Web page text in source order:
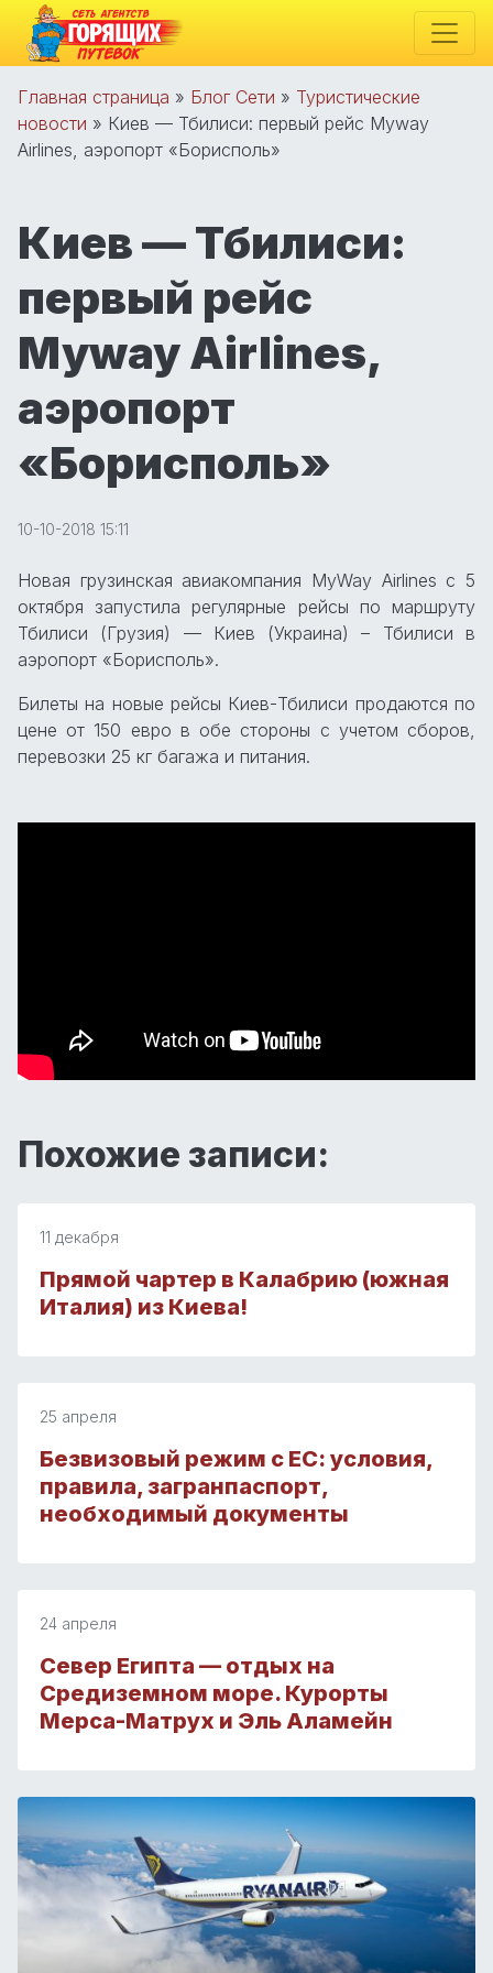
Главная страница » Блог Сети » Туристические
новости » Киев — Тбилиси: первый рейс Myway
Airlines, аэропорт «Борисполь»
Киев — Тбилиси:
первый рейс
Myway Airlines,
аэропорт
«Борисполь»
10-10-2018 15:11
Новая грузинская авиакомпания MyWay Airlines с 5
октября запустила регулярные рейсы по маршруту
Тбилиси (Грузия) — Киев (Украина) – Тбилиси в
аэропорт «Борисполь».
Билеты на новые рейсы Киев-Тбилиси продаются по
цене от 150 евро в обе стороны с учетом сборов,
перевозки 25 кг багажа и питания.
Похожие записи:
11 декабря
Прямой чартер в Калабрию (южная
Италия) из Киева!
25 апреля
Безвизовый режим с ЕС: условия,
правила, загранпаспорт,
необходимый документы
24 апреля
Север Египта — отдых на
Средиземном море. Курорты
Мерса-Матрух и Эль Аламейн